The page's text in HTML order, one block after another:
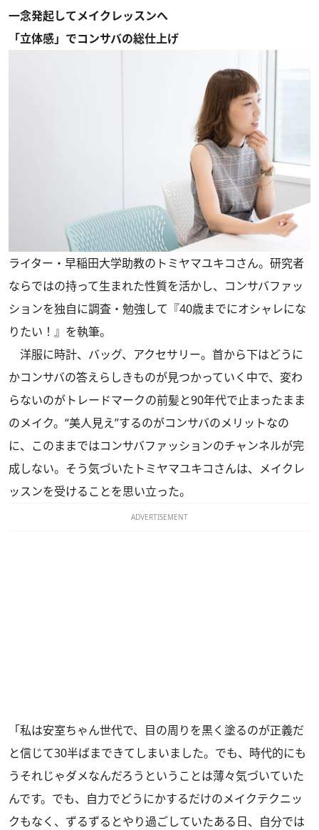
一念発起してメイクレッスンへ
「立体感」でコンサバの総仕上げ
ライター・早稲田大学助教のトミヤマユキコさん。研究者
ならではの持って生まれた性質を活かし、コンサバファッ
ションを独自に調査・勉強して『40歳までにオシャレにな
りたい！』を執筆。
洋服に時計、バッグ、アクセサリー。首から下はどうに
かコンサバの答えらしきものが見つかっていく中で、変わ
らないのがトレードマークの前髪と90年代で止まったまま
のメイク。“美人見え”するのがコンサバのメリットなの
に、このままではコンサバファッションのチャンネルが完
成しない。そう気づいたトミヤマユキコさんは、メイクレ
ッスンを受けることを思い立った。
ADVERTISEMENT
「私は安室ちゃん世代で、目の周りを黒く塗るのが正義だ
と信じて30半ばまできてしまいました。でも、時代的にも
うそれじゃダメなんだろうということは薄々気づいていた
んです。でも、自力でどうにかするだけのメイクテクニッ
クもなく、ずるずるとやり過ごしていたある日、自分では